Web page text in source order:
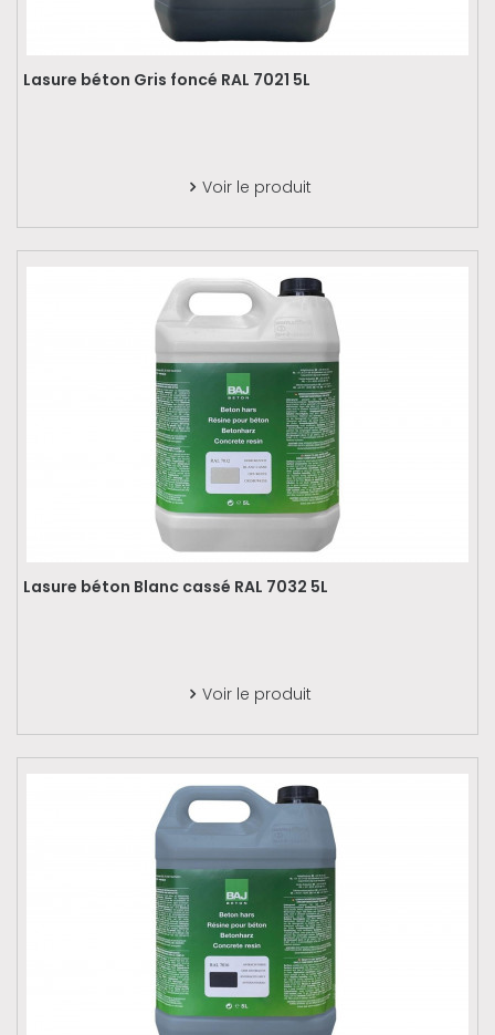
Lasure béton Gris foncé RAL 7021 5L
 Voir le produit
Lasure béton Blanc cassé RAL 7032 5L
 Voir le produit